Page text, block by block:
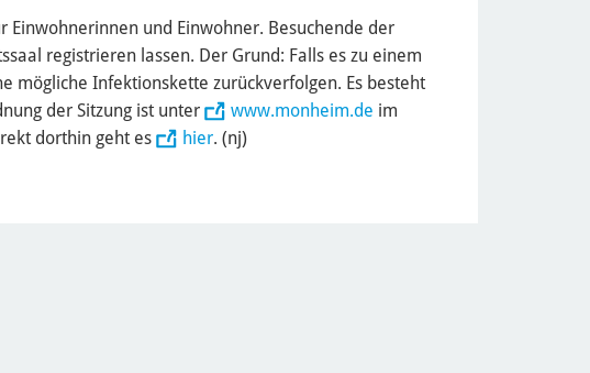
Einwohnerinnen und Einwohner. Besuchende der
registrieren lassen. Der Grund: Falls es zu einem
mögliche Infektionskette zurückverfolgen. Es besteht
der Sitzung ist unter
www.monheim.de im
dorthin geht es
hier. (nj)